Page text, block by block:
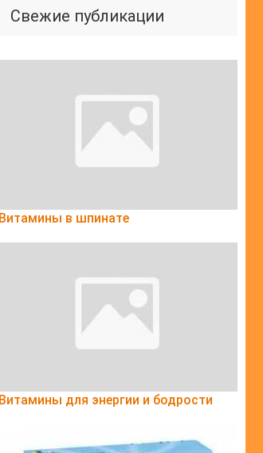
Свежие публикации
Витамины в шпинате
Витамины для энергии и бодрости